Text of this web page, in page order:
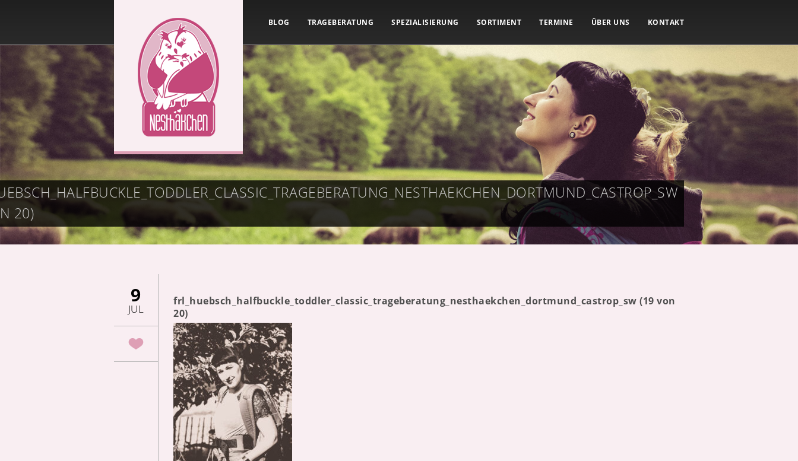
BLOG TRAGEBERATUNG SPEZIALISIERUNG SORTIMENT TERMINE ÜBER UNS KONTAKT
20)
9
JUL
frl_huebsch_halfbuckle_toddler_classic_trageberatung_nesthaekchen_dortmund_castrop_sw (19 von
20)